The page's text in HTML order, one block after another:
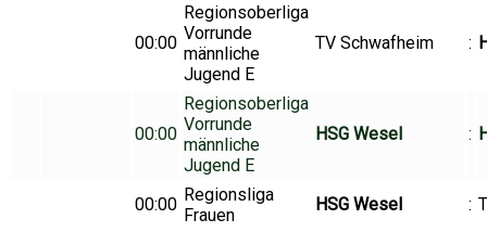
00:00
Regionsoberliga
Vorrunde
männliche
Jugend E
TV Schwafheim :
00:00
Regionsoberliga
Vorrunde
männliche
Jugend E
HSG Wesel :
00:00 Regionsliga
Frauen
HSG Wesel :